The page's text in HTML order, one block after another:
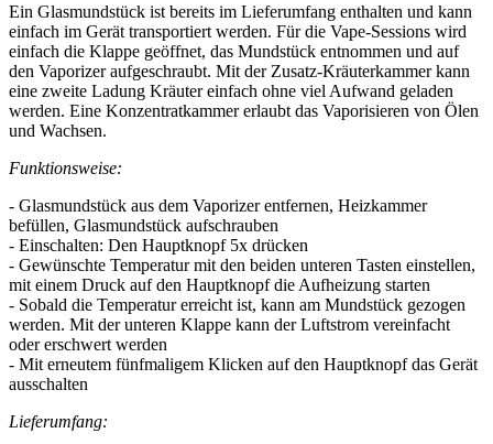
Ein Glasmundstück ist bereits im Lieferumfang enthalten und kann
einfach im Gerät transportiert werden. Für die Vape-Sessions wird
einfach die Klappe geöffnet, das Mundstück entnommen und auf
den Vaporizer aufgeschraubt. Mit der Zusatz-Kräuterkammer kann
eine zweite Ladung Kräuter einfach ohne viel Aufwand geladen
werden. Eine Konzentratkammer erlaubt das Vaporisieren von Ölen
und Wachsen.
Funktionsweise:
- Glasmundstück aus dem Vaporizer entfernen, Heizkammer
befüllen, Glasmundstück aufschrauben
- Einschalten: Den Hauptknopf 5x drücken
- Gewünschte Temperatur mit den beiden unteren Tasten einstellen,
mit einem Druck auf den Hauptknopf die Aufheizung starten
- Sobald die Temperatur erreicht ist, kann am Mundstück gezogen
werden. Mit der unteren Klappe kann der Luftstrom vereinfacht
oder erschwert werden
- Mit erneutem fünfmaligem Klicken auf den Hauptknopf das Gerät
ausschalten
Lieferumfang: